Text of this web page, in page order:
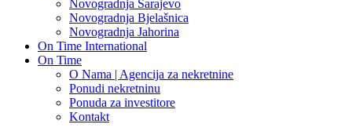
Novogradnja Sarajevo
Novogradnja Bjelašnica
Novogradnja Jahorina
On Time International
On Time
O Nama | Agencija za nekretnine
Ponudi nekretninu
Ponuda za investitore
Kontakt